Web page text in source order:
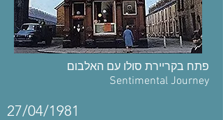
פתח בקריירת סולו עם האלבום
Sentimental Journey
27/04/1981